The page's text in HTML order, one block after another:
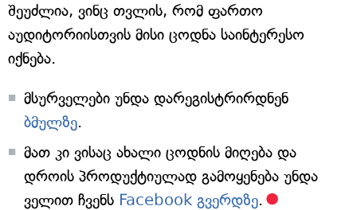
შეუძლია, ვინც თვლის, რომ ფართო
აუდიტორიისთვის მისი ცოდნა საინტერესო
იქნება.
მსურველები უნდა დარეგისტრირდნენ
ბმულზე.
მათ კი ვისაც ახალი ცოდნის მიღება და
დროის პროდუქტიულად გამოყენება უნდა
ველით ჩვენს Facebook გვერდზე.